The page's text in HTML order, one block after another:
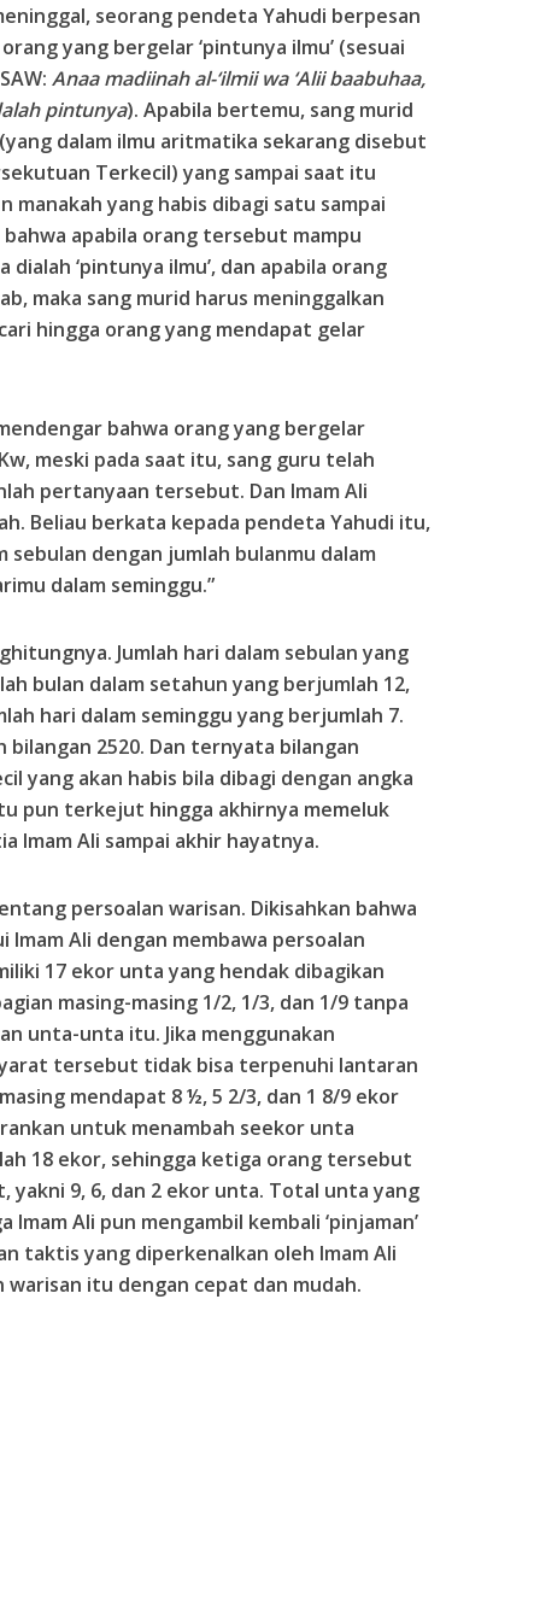
seorang pendeta Yahudi berpesan
yang bergelar ‘pintunya ilmu’ (sesuai
Anaa madiinah al-‘ilmii wa ‘Alii baabuhaa,
pintunya). Apabila bertemu, sang murid
dalam ilmu aritmatika sekarang disebut
Terkecil) yang sampai saat itu
manakah yang habis dibagi satu sampai
apabila orang tersebut mampu
‘pintunya ilmu’, dan apabila orang
maka sang murid harus meninggalkan
hingga orang yang mendapat gelar
bahwa orang yang bergelar
meski pada saat itu, sang guru telah
pertanyaan tersebut. Dan Imam Ali
Beliau berkata kepada pendeta Yahudi itu,
sebulan dengan jumlah bulanmu dalam
dalam seminggu.”
Jumlah hari dalam sebulan yang
bulan dalam setahun yang berjumlah 12,
hari dalam seminggu yang berjumlah 7.
2520. Dan ternyata bilangan
yang akan habis bila dibagi dengan angka
pun terkejut hingga akhirnya memeluk
Imam Ali sampai akhir hayatnya.
persoalan warisan. Dikisahkan bahwa
Ali dengan membawa persoalan
17 ekor unta yang hendak dibagikan
masing-masing 1/2, 1/3, dan 1/9 tanpa
unta-unta itu. Jika menggunakan
tersebut tidak bisa terpenuhi lantaran
mendapat 8 ½, 5 2/3, dan 1 8/9 ekor
untuk menambah seekor unta
18 ekor, sehingga ketiga orang tersebut
yakni 9, 6, dan 2 ekor unta. Total unta yang
Ali pun mengambil kembali ‘pinjaman’
taktis yang diperkenalkan oleh Imam Ali
warisan itu dengan cepat dan mudah.